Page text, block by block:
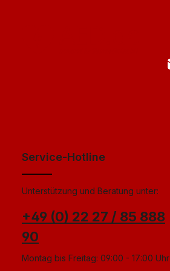
Service-Hotline
Unterstützung und Beratung unter:
+49 (0) 22 27 / 85 888
90
Montag bis Freitag: 09:00 - 17:00 Uhr